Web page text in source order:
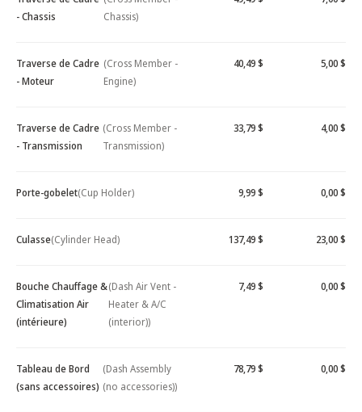
- Chassis
Chassis)
Traverse de Cadre
- Moteur
(Cross Member -
Engine)
40,49 $ 5,00 $
Traverse de Cadre
- Transmission
(Cross Member -
Transmission)
33,79 $ 4,00 $
Porte-gobelet(Cup Holder) 9,99 $ 0,00 $
Culasse(Cylinder Head) 137,49 $ 23,00 $
Bouche Chauffage &
Climatisation Air
(intérieure)
(Dash Air Vent -
Heater & A/C
(interior))
7,49 $ 0,00 $
Tableau de Bord
(sans accessoires)
(Dash Assembly
(no accessories))
78,79 $ 0,00 $